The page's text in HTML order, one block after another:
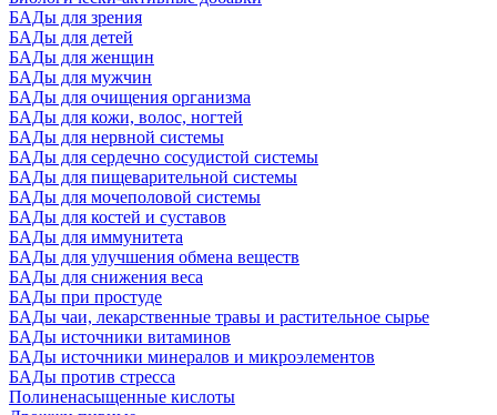
БАДы для зрения
БАДы для детей
БАДы для женщин
БАДы для мужчин
БАДы для очищения организма
БАДы для кожи, волос, ногтей
БАДы для нервной системы
БАДы для сердечно сосудистой системы
БАДы для пищеварительной системы
БАДы для мочеполовой системы
БАДы для костей и суставов
БАДы для иммунитета
БАДы для улучшения обмена веществ
БАДы для снижения веса
БАДы при простуде
БАДы чаи, лекарственные травы и растительное сырье
БАДы источники витаминов
БАДы источники минералов и микроэлементов
БАДы против стресса
Полиненасыщенные кислоты